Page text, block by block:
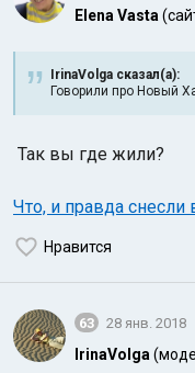
Elena Vasta
IrinaVolga сказал(а):
Говорили про Новый
Так вы где жили?
Что, и правда снесли
Нравится
63 28 янв. 2018
IrinaVolga